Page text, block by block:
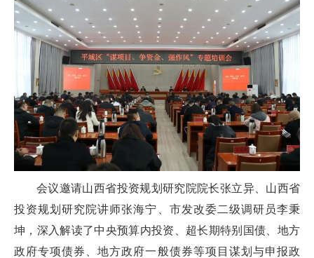
会议邀请山西省投资规划研究院院长张立异、山西省
投资规划研究院讲师张海宁、市发改委二级调研员李秉
坤，深入解读了中央预算内投资、超长期特别国债、地方
政府专项债券、地方政府一般债券等项目谋划与申报政